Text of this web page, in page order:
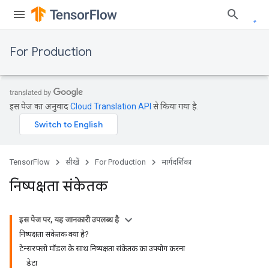
For Production
इस पेज का अनुवादCloud Translation API से किया गया है.
TensorFlow सीखें For Production मार्गदर्शिका
निष्पक्षता संकेतक
इस पेज पर, यह जानकारी उपलब्ध है
निष्पक्षता संकेतक क्या है?
टेन्सरफ़्लो मॉडल के साथ निष्पक्षता संकेतक का उपयोग करना
डेटा